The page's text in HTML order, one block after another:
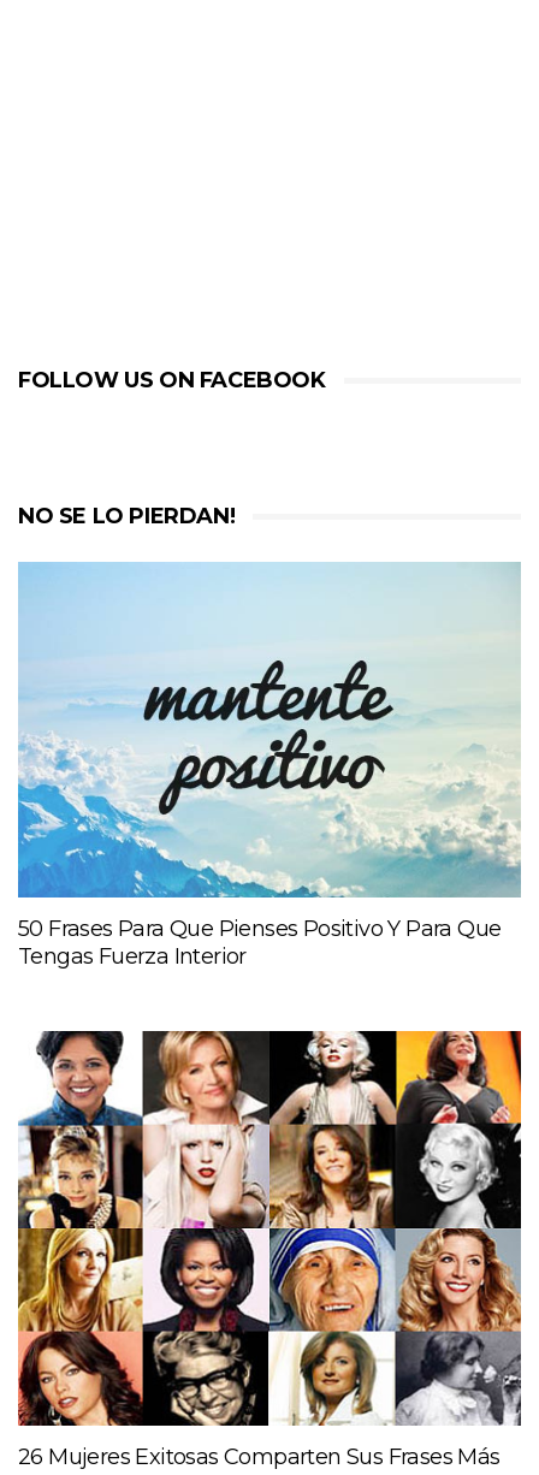
FOLLOW US ON FACEBOOK
NO SE LO PIERDAN!
50 Frases Para Que Pienses Positivo Y Para Que
Tengas Fuerza Interior
26 Mujeres Exitosas Comparten Sus Frases Más